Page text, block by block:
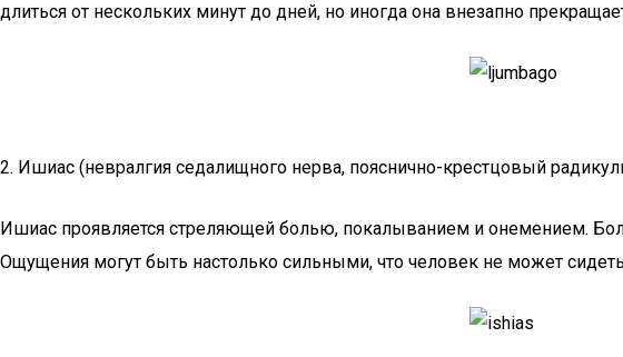
длиться от нескольких минут до дней, но иногда она внезапно
2. Ишиас (невралгия седалищного нерва, пояснично-крестцовый
Ишиас проявляется стреляющей болью, покалыванием и онемением.
Ощущения могут быть настолько сильными, что человек не может